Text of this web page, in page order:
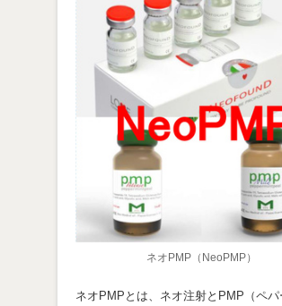
ネオPMP（NeoPMP）
ネオPMPとは、ネオ注射とPMP（ペパ